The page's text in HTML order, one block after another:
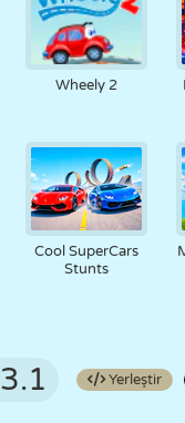
Wheely 2
Cool SuperCars
Stunts
3.1 Yerleştir